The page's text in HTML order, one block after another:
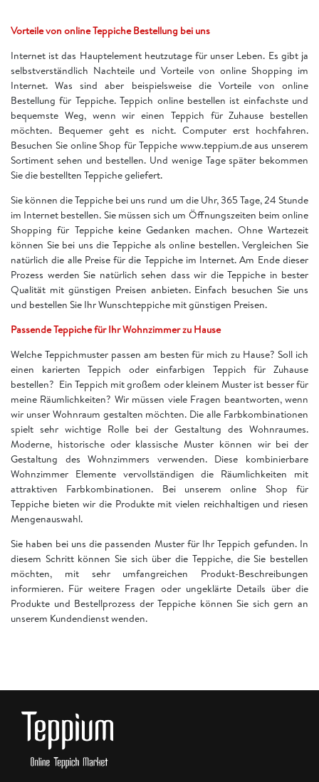
Vorteile von online Teppiche Bestellung bei uns
Internet ist das Hauptelement heutzutage für unser Leben. Es gibt ja
selbstverständlich Nachteile und Vorteile von online Shopping im
Internet. Was sind aber beispielsweise die Vorteile von online
Bestellung für Teppiche. Teppich online bestellen ist einfachste und
bequemste Weg, wenn wir einen Teppich für Zuhause bestellen
möchten. Bequemer geht es nicht. Computer erst hochfahren.
Besuchen Sie online Shop für Teppiche www.teppium.de aus unserem
Sortiment sehen und bestellen. Und wenige Tage später bekommen
Sie die bestellten Teppiche geliefert.
Sie können die Teppiche bei uns rund um die Uhr, 365 Tage, 24 Stunde
im Internet bestellen. Sie müssen sich um Öffnungszeiten beim online
Shopping für Teppiche keine Gedanken machen. Ohne Wartezeit
können Sie bei uns die Teppiche als online bestellen. Vergleichen Sie
natürlich die alle Preise für die Teppiche im Internet. Am Ende dieser
Prozess werden Sie natürlich sehen dass wir die Teppiche in bester
Qualität mit günstigen Preisen anbieten. Einfach besuchen Sie uns
und bestellen Sie Ihr Wunschteppiche mit günstigen Preisen.
Passende Teppiche für Ihr Wohnzimmer zu Hause
Welche Teppichmuster passen am besten für mich zu Hause? Soll ich
einen karierten Teppich oder einfarbigen Teppich für Zuhause
bestellen? Ein Teppich mit großem oder kleinem Muster ist besser für
meine Räumlichkeiten? Wir müssen viele Fragen beantworten, wenn
wir unser Wohnraum gestalten möchten. Die alle Farbkombinationen
spielt sehr wichtige Rolle bei der Gestaltung des Wohnraumes.
Moderne, historische oder klassische Muster können wir bei der
Gestaltung des Wohnzimmers verwenden. Diese kombinierbare
Wohnzimmer Elemente vervollständigen die Räumlichkeiten mit
attraktiven Farbkombinationen. Bei unserem online Shop für
Teppiche bieten wir die Produkte mit vielen reichhaltigen und riesen
Mengenauswahl.
Sie haben bei uns die passenden Muster für Ihr Teppich gefunden. In
diesem Schritt können Sie sich über die Teppiche, die Sie bestellen
möchten, mit sehr umfangreichen Produkt-Beschreibungen
informieren. Für weitere Fragen oder ungeklärte Details über die
Produkte und Bestellprozess der Teppiche können Sie sich gern an
unserem Kundendienst wenden.